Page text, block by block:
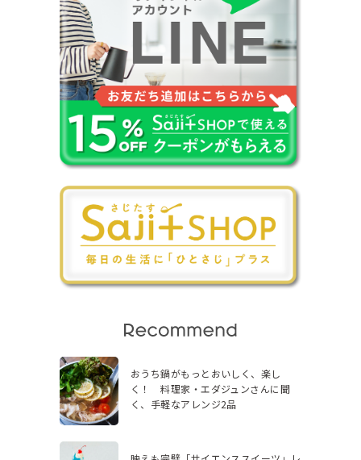
おうち鍋がもっとおいしく、楽し
く！ 料理家・エダジュンさんに聞
く、手軽なアレンジ2品